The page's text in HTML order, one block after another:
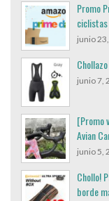
Promo
ciclistas
junio
junio 7,
[Promo
Avian
junio 5,
Chollo!
borde